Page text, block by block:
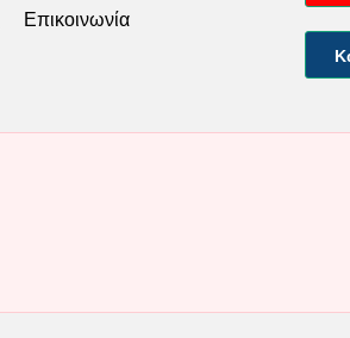
Επικοινωνία